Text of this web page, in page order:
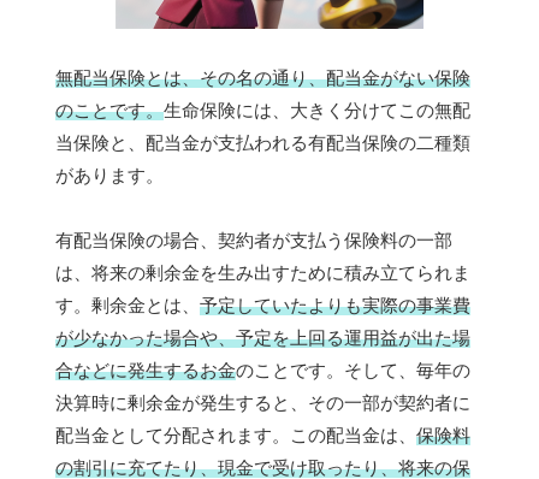
無配当保険とは、その名の通り、配当金がない保険
のことです。生命保険には、大きく分けてこの無配
当保険と、配当金が支払われる有配当保険の二種類
があります。
有配当保険の場合、契約者が支払う保険料の一部
は、将来の剰余金を生み出すために積み立てられま
す。剰余金とは、 予定していたよりも実際の事業費
が少なかった場合や、予定を上回る運用益が出た場
合などに発生するお金のことです。そして、毎年の
決算時に剰余金が発生すると、その一部が契約者に
配当金として分配されます。この配当金は、 保険料
の割引に充てたり、現金で受け取ったり、将来の保